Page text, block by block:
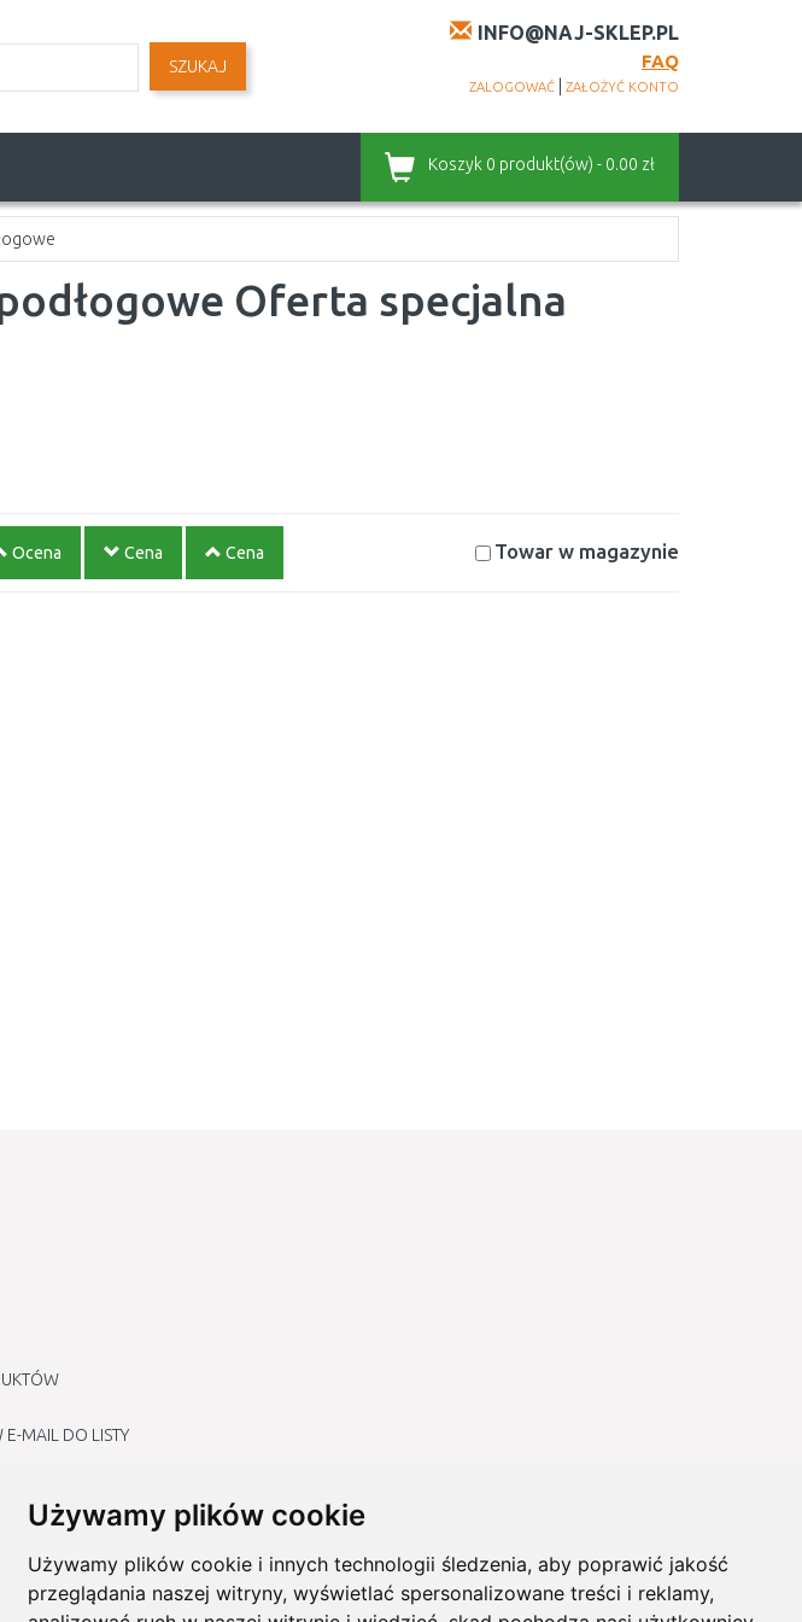
Używamy plików cookie
Używamy plików cookie i innych technologii śledzenia, aby poprawić jakość
przeglądania naszej witryny, wyświetlać spersonalizowane treści i reklamy,
INFO@NAJ-SKLEP.PL
FAQ
ZALOGOWAĆ ZAŁOŻYĆ KONTO
SZUKAJ
Koszyk 0 produkt(ów) - 0.00 zł
Oferta specjalna
Ocena Cena Cena Towar w magazynie
E-MAIL DO LISTY
SERWISOWYCH
PLIKÓW